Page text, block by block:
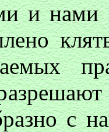
и нами
с